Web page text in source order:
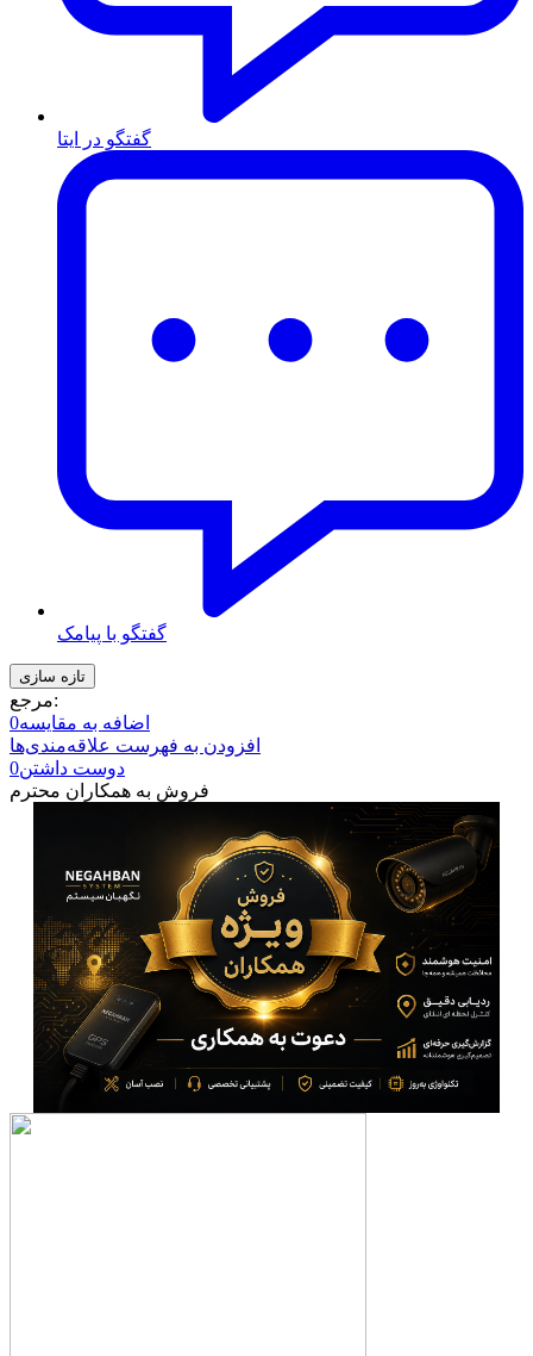
گفتگو در ایتا
گفتگو با پیامک
مرجع:
اضافه به مقایسه0
افزودن به فهرست علاقه‌مندی‌ها
دوست داشتن0
فروش به همکاران محترم